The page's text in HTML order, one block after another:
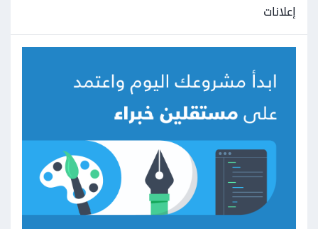
إعلانات